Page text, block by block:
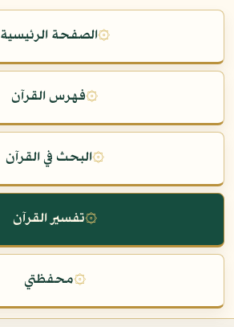
۞الصفحة الرئيسية
۞فهرس القرآن
۞البحث في القرآن
۞تفسير القرآن
۞محفظتي